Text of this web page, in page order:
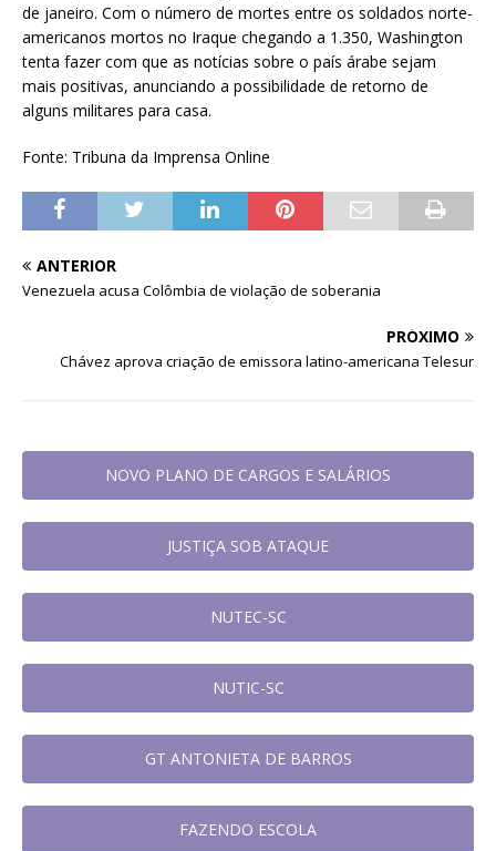
de janeiro. Com o número de mortes entre os soldados norte-
americanos mortos no Iraque chegando a 1.350, Washington
tenta fazer com que as notícias sobre o país árabe sejam
mais positivas, anunciando a possibilidade de retorno de
alguns militares para casa.
Fonte: Tribuna da Imprensa Online
ANTERIOR
Venezuela acusa Colômbia de violação de soberania
PRÓXIMO
Chávez aprova criação de emissora latino-americana Telesur
NOVO PLANO DE CARGOS E SALÁRIOS
JUSTIÇA SOB ATAQUE
NUTEC-SC
NUTIC-SC
GT ANTONIETA DE BARROS
FAZENDO ESCOLA